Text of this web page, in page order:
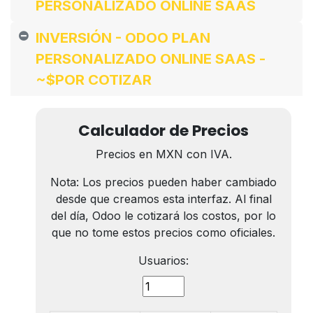
PERSONALIZADO ONLINE SAAS
INVERSIÓN - ODOO PLAN
PERSONALIZADO ONLINE SAAS -
~$POR COTIZAR
Calculador de Precios
Precios en MXN con IVA.
Nota: Los precios pueden haber cambiado
desde que creamos esta interfaz. Al final
del día, Odoo le cotizará los costos, por lo
que no tome estos precios como oficiales.
Usuarios: